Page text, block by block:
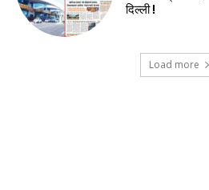
दिल्ली !
Load more